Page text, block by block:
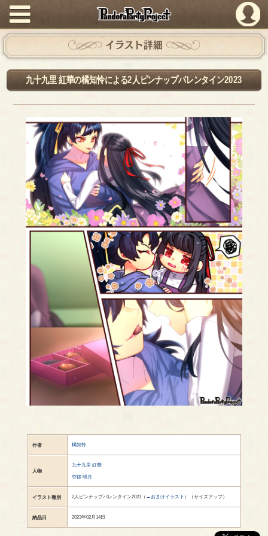
PandoraPartyProject
イラスト詳細
九十九里 紅華の橘知怜による2人ピンナップバレンタイン2023
作者 橘知怜
人物
九十九里 紅華
空鏡 明月
イラスト種別 2人ピンナップバレンタイン2023（ →おまけイラスト ）（サイズアップ）
納品日 2023年02月14日